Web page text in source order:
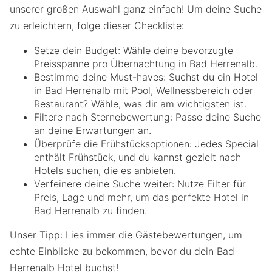
unserer großen Auswahl ganz einfach! Um deine Suche
zu erleichtern, folge dieser Checkliste:
Setze dein Budget: Wähle deine bevorzugte
Preisspanne pro Übernachtung in Bad Herrenalb.
Bestimme deine Must-haves: Suchst du ein Hotel
in Bad Herrenalb mit Pool, Wellnessbereich oder
Restaurant? Wähle, was dir am wichtigsten ist.
Filtere nach Sternebewertung: Passe deine Suche
an deine Erwartungen an.
Überprüfe die Frühstücksoptionen: Jedes Special
enthält Frühstück, und du kannst gezielt nach
Hotels suchen, die es anbieten.
Verfeinere deine Suche weiter: Nutze Filter für
Preis, Lage und mehr, um das perfekte Hotel in
Bad Herrenalb zu finden.
Unser Tipp: Lies immer die Gästebewertungen, um
echte Einblicke zu bekommen, bevor du dein Bad
Herrenalb Hotel buchst!